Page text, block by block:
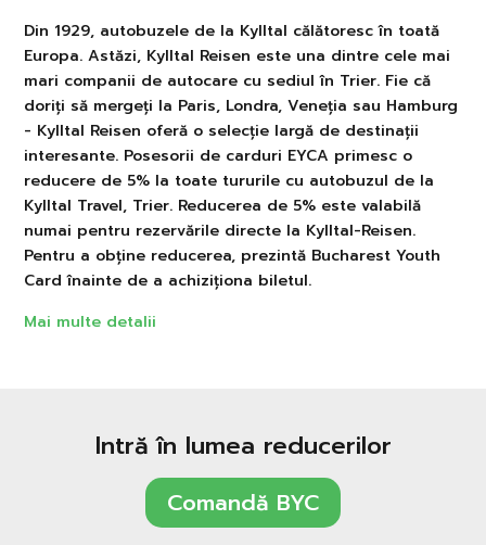
Din 1929, autobuzele de la Kylltal călătoresc în toată
Europa. Astăzi, Kylltal Reisen este una dintre cele mai
mari companii de autocare cu sediul în Trier. Fie că
doriți să mergeți la Paris, Londra, Veneția sau Hamburg
- Kylltal Reisen oferă o selecție largă de destinații
interesante. Posesorii de carduri EYCA primesc o
reducere de 5% la toate tururile cu autobuzul de la
Kylltal Travel, Trier. Reducerea de 5% este valabilă
numai pentru rezervările directe la Kylltal-Reisen.
Pentru a obține reducerea, prezintă Bucharest Youth
Card înainte de a achiziționa biletul.
Mai multe detalii
Intră în lumea reducerilor
Comandă BYC